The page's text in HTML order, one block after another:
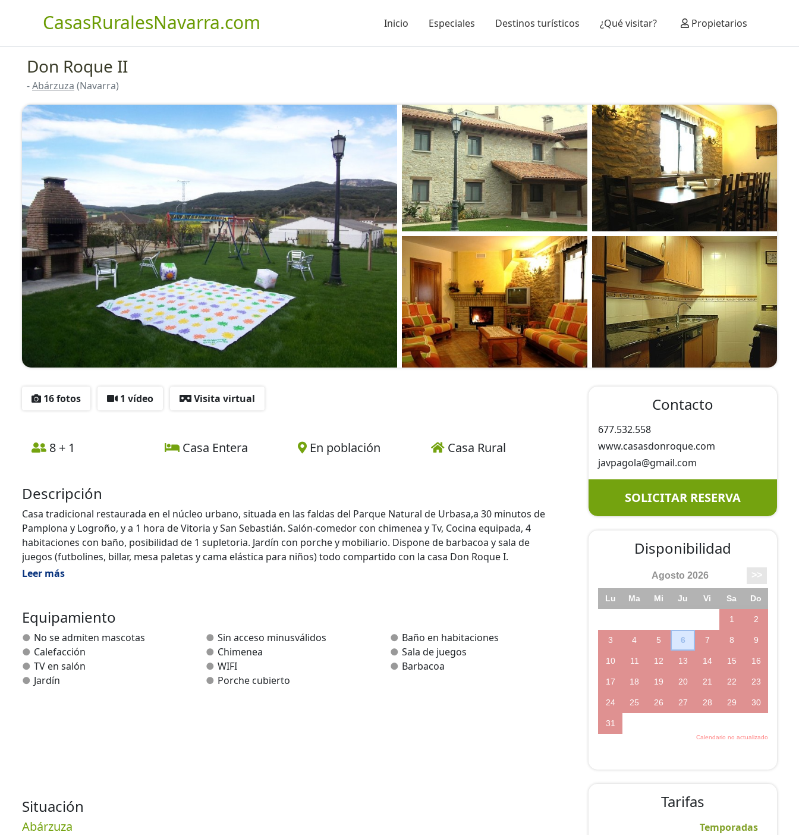
CasasRuralesNavarra.com Inicio Especiales Destinos turísticos ¿Qué visitar? Propietarios
Don Roque II
-Abárzuza (Navarra)
16 fotos 1 vídeo Visita virtual
8 + 1 Casa Entera En población Casa Rural
Descripción
Casa tradicional restaurada en el núcleo urbano, situada en las faldas del Parque Natural de Urbasa,a 30 minutos de
Pamplona y Logroño, y a 1 hora de Vitoria y San Sebastián. Salón-comedor con chimenea y Tv, Cocina equipada, 4
habitaciones con baño, posibilidad de 1 supletoria. Jardín con porche y mobiliario. Dispone de barbacoa y sala de
juegos (futbolines, billar, mesa paletas y cama elástica para niños) todo compartido con la casa Don Roque I.
Leer más
Equipamiento
No se admiten mascotas Sin acceso minusválidos
Baño en habitaciones
Calefacción
Chimenea
Sala de juegos
TV en salón
WIFI
Barbacoa
Jardín
Porche cubierto
Contacto
677.532.558
www.casasdonroque.com
javpagola@gmail.com
SOLICITAR RESERVA
Disponibilidad
Situación
Abárzuza
Tarifas
Temporadas